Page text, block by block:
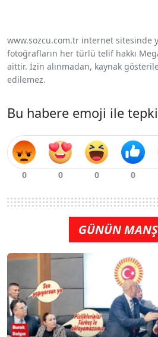
www.sozcu.com.tr internet sitesinde
fotoğrafların her türlü telif hakkı
aittir. İzin alınmadan, kaynak
edilemez.
Bu habere emoji ile
GÜNÜN